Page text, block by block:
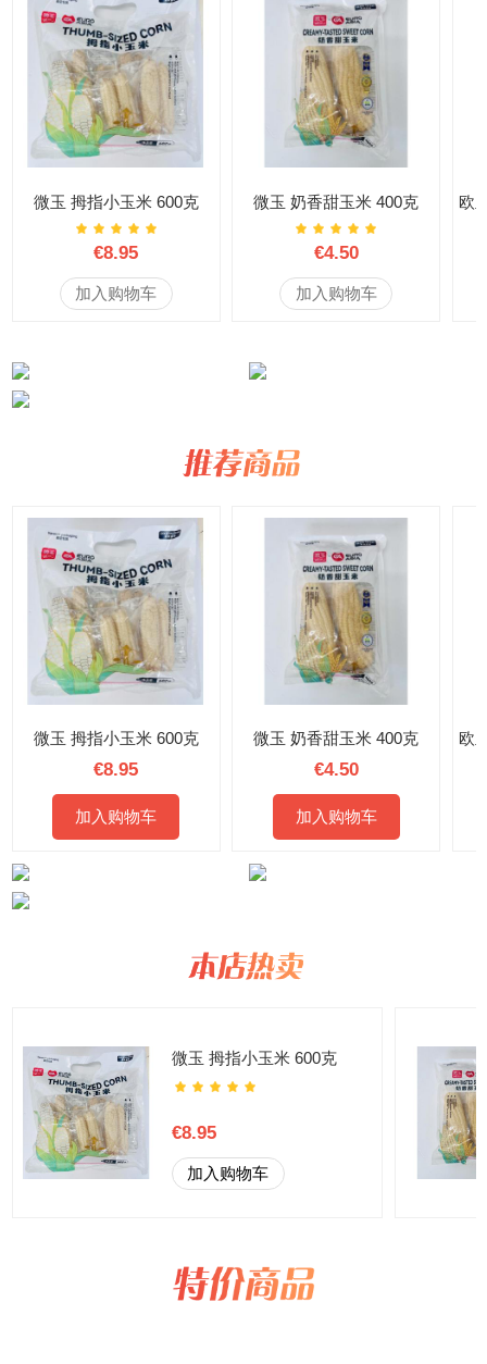
微玉 拇指小玉米 600克
€8.95
加入购物车
微玉 奶香甜玉米 400克
€4.50
加入购物车
微玉 拇指小玉米 600克
€8.95
加入购物车
微玉 奶香甜玉米 400克
€4.50
加入购物车
微玉 拇指小玉米 600克
€8.95
加入购物车